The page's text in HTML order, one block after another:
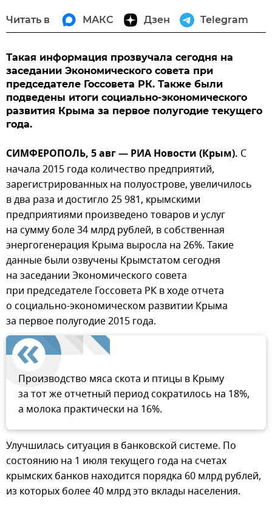
Читать в МАКС Дзен Telegram
Такая информация прозвучала сегодня на
заседании Экономического совета при
председателе Госсовета РК. Также были
подведены итоги социально-экономического
развития Крыма за первое полугодие текущего
года.
СИМФЕРОПОЛЬ, 5 авг — РИА Новости (Крым). С
начала 2015 года количество предприятий,
зарегистрированных на полуострове, увеличилось
в два раза и достигло 25 981, крымскими
предприятиями произведено товаров и услуг
на сумму боле 34 млрд рублей, в собственная
энергогенерация Крыма выросла на 26%. Такие
данные были озвучены Крымстатом сегодня
на заседании Экономического совета
при председателе Госсовета РК в ходе отчета
о социально-экономическом развитии Крыма
за первое полугодие 2015 года.
Производство мяса скота и птицы в Крыму
за тот же отчетный период сократилось на 18%,
а молока практически на 16%.
Улучшилась ситуация в банковской системе. По
состоянию на 1 июля текущего года на счетах
крымских банков находится порядка 60 млрд рублей,
из которых более 40 млрд это вклады населения.